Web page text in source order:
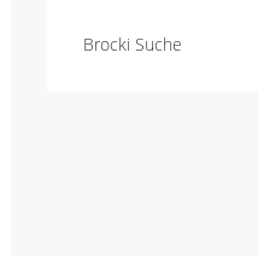
Brocki Suche